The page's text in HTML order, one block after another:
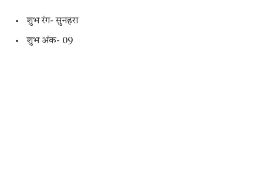
शुभ रंग- सुनहरा
शुभ अंक- 09